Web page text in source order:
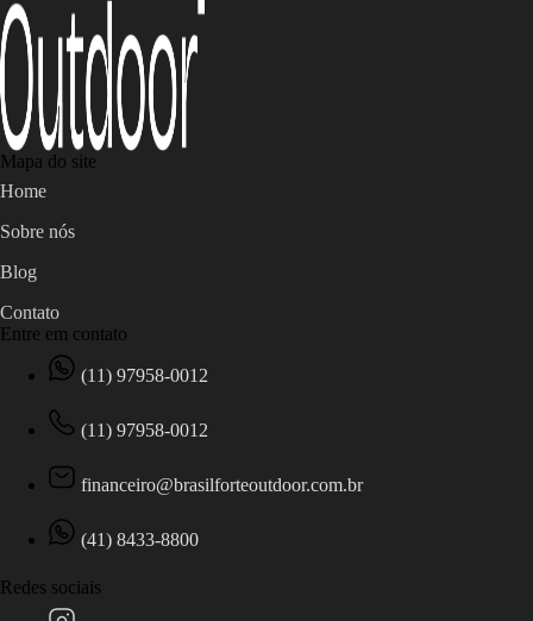
Mapa do site
Home
Sobre nós
Blog
Contato
Entre em contato
(11) 97958-0012
(11) 97958-0012
financeiro@brasilforteoutdoor.com.br
(41) 8433-8800
Redes sociais